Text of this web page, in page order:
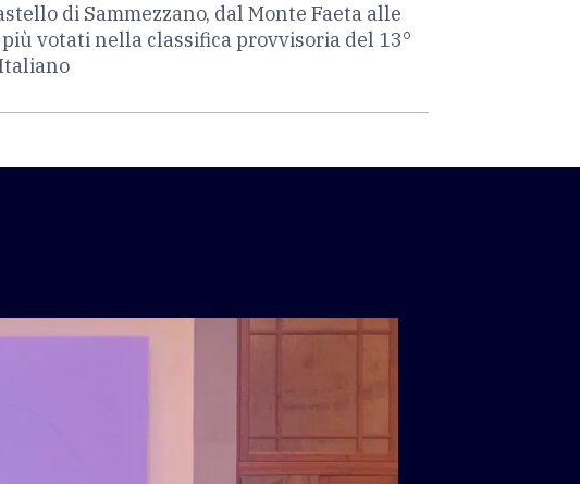
di Sammezzano, dal Monte Faeta alle
votati nella classifica provvisoria del 13°